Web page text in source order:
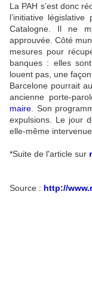
La PAH s’est donc
l’initiative
Catalogne. Il ne
approuvée. Côté
mesures pour
banques : elles
louent pas, une
Barcelone pourrait
ancienne porte-
maire . Son
expulsions. Le jour
elle-même
*Suite de l'article sur
Source : http://